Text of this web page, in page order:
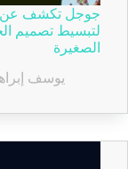
لتبسيط تصميم
الصغيرة
يوسف